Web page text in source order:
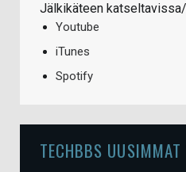
Jälkikäteen
Youtube
iTunes
Spotify
TECHBBS